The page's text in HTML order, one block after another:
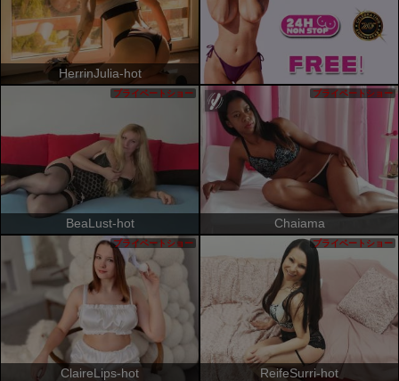
HerrinJulia-hot
BeaLust-hot
プライベートショー
Chaiama
プライベートショー
ClaireLips-hot
プライベートショー
ReifeSurri-hot
プライベートショー